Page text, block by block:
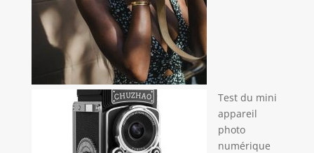
Test du mini
appareil
photo
numérique